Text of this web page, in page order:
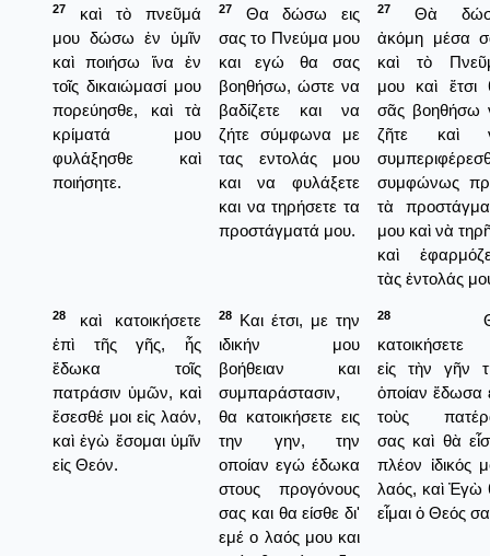
27
καὶ τὸ πνεῦμά
μου δώσω ἐν ὑμῖν
καὶ ποιήσω ἵνα ἐν
τοῖς δικαιώμασί μου
πορεύησθε, καὶ τὰ
κρίματά μου
φυλάξησθε καὶ
ποιήσητε.
27
Θα δώσω εις
σας το Πνεύμα μου
και εγώ θα σας
βοηθήσω, ώστε να
βαδίζετε και να
ζήτε σύμφωνα με
τας εντολάς μου
και να φυλάξετε
και να τηρήσετε τα
προστάγματά μου.
27
Θὰ
ἀκόμη μέσα
καὶ τὸ
μου καὶ ἔτσι
σᾶς βοηθήσω
ζῆτε καὶ
συμφώνως
τὰ
μου καὶ νὰ
καὶ
τὰς ἐντολάς
28
καὶ κατοικήσετε
ἐπὶ τῆς γῆς, ἧς
ἔδωκα τοῖς
πατράσιν ὑμῶν, καὶ
ἔσεσθέ μοι εἰς λαόν,
καὶ ἐγὼ ἔσομαι ὑμῖν
εἰς Θεόν.
28
Και έτσι, με την
ιδικήν μου
βοήθειαν και
συμπαράστασιν,
θα κατοικήσετε εις
την γην, την
οποίαν εγώ έδωκα
στους προγόνους
σας και θα είσθε δι'
εμέ ο λαός μου και
28
κατοικήσετε
εἰς τὴν γῆν
ὁποίαν ἔδωσα
τοὺς
σας καὶ θὰ
πλέον ἰδικός
λαός, καὶ Ἐγὼ
εἶμαι ὁ Θεός